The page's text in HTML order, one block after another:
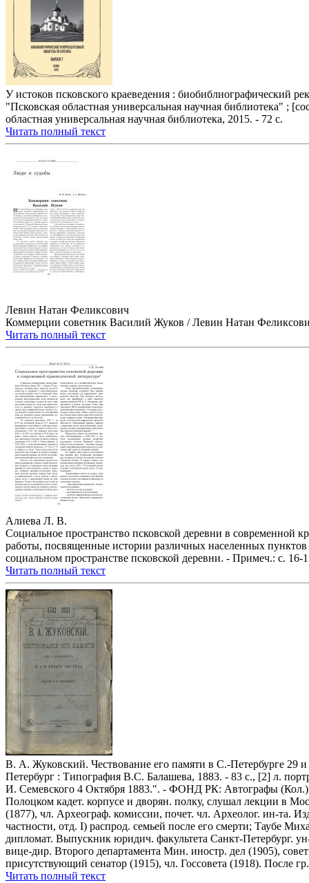
У истоков псковского краеведения : биобиблиографический
"Псковская областная универсальная научная библиотека" ;
областная универсальная научная библиотека, 2015. - 72 с.
Читать полный текст
Левин Натан Феликсович
Коммерции советник Василий Жуков / Левин Натан
Читать полный текст
Алиева Л. В.
Социальное пространство псковской деревни в современной
работы, посвященные истории различных населенных
социальном пространстве псковской деревни. - Примеч.: с. 16-
Читать полный текст
В. А. Жуковский. Чествование его памяти в С.-Петербурге 29
Петербург : Типография В.С. Балашева, 1883. - 83 с., [2] л.
И. Семевского 4 Октября 1883.". - ФОНД РК: Автографы (Кол.).
Полоцком кадет. корпусе и дворян. полку, слушал лекции в
(1877), чл. Археограф. комиссии, почет. чл. Археолог. ин-та.
частности, отд. I) распрод. семьей после его смерти; Таубе
дипломат. Выпускник юридич. факультета Санкт-Петербург.
вице-дир. Второго департамента Мин. иностр. дел (1905),
присутствующий сенатор (1915), чл. Госсовета (1918). После
Читать полный текст